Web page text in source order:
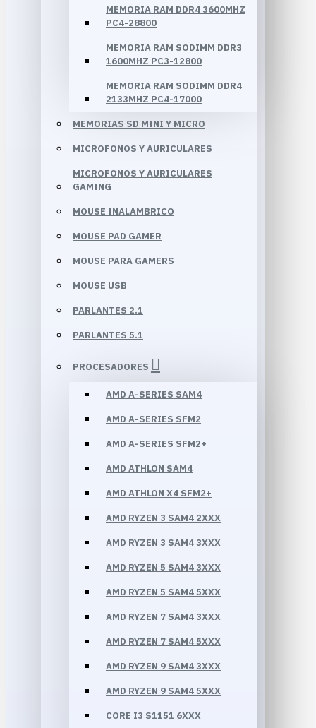
MEMORIA RAM DDR4 3600MHZ
PC4-28800
MEMORIA RAM SODIMM DDR3
1600MHZ PC3-12800
MEMORIA RAM SODIMM DDR4
2133MHZ PC4-17000
MEMORIAS SD MINI Y MICRO
MICROFONOS Y AURICULARES
MICROFONOS Y AURICULARES
GAMING
MOUSE INALAMBRICO
MOUSE PAD GAMER
MOUSE PARA GAMERS
MOUSE USB
PARLANTES 2.1
PARLANTES 5.1
PROCESADORES
AMD A-SERIES SAM4
AMD A-SERIES SFM2
AMD A-SERIES SFM2+
AMD ATHLON SAM4
AMD ATHLON X4 SFM2+
AMD RYZEN 3 SAM4 2XXX
AMD RYZEN 3 SAM4 3XXX
AMD RYZEN 5 SAM4 3XXX
AMD RYZEN 5 SAM4 5XXX
AMD RYZEN 7 SAM4 3XXX
AMD RYZEN 7 SAM4 5XXX
AMD RYZEN 9 SAM4 3XXX
AMD RYZEN 9 SAM4 5XXX
CORE I3 S1151 6XXX